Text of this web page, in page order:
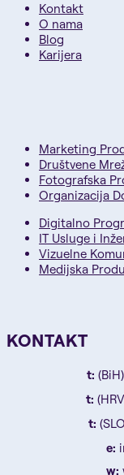
Kontakt
O nama
Blog
Karijera
Marketing
Društvene
Fotografska
Organizacija
Digitalno
IT Usluge i
Vizuelne
Medijska
KONTAKT
t:
t:
t:
e:
w: